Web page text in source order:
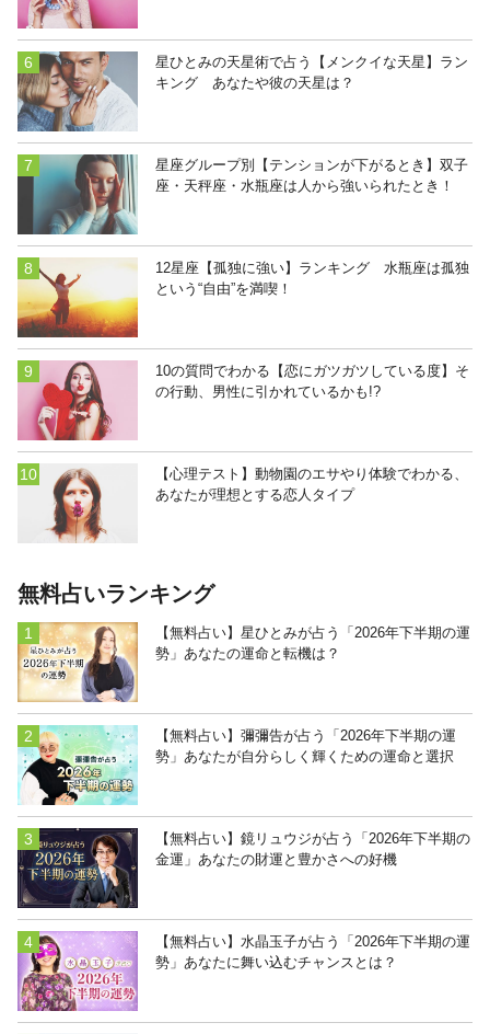
星ひとみの天星術で占う【メンクイな天星】ラン
キング あなたや彼の天星は？
星座グループ別【テンションが下がるとき】双子
座・天秤座・水瓶座は人から強いられたとき！
12星座【孤独に強い】ランキング 水瓶座は孤独
という“自由”を満喫！
10の質問でわかる【恋にガツガツしている度】そ
の行動、男性に引かれているかも!?
【心理テスト】動物園のエサやり体験でわかる、
あなたが理想とする恋人タイプ
無料占いランキング
【無料占い】星ひとみが占う「2026年下半期の運
勢」あなたの運命と転機は？
【無料占い】彌彌告が占う「2026年下半期の運
勢」あなたが自分らしく輝くための運命と選択
【無料占い】鏡リュウジが占う「2026年下半期の
金運」あなたの財運と豊かさへの好機
【無料占い】水晶玉子が占う「2026年下半期の運
勢」あなたに舞い込むチャンスとは？